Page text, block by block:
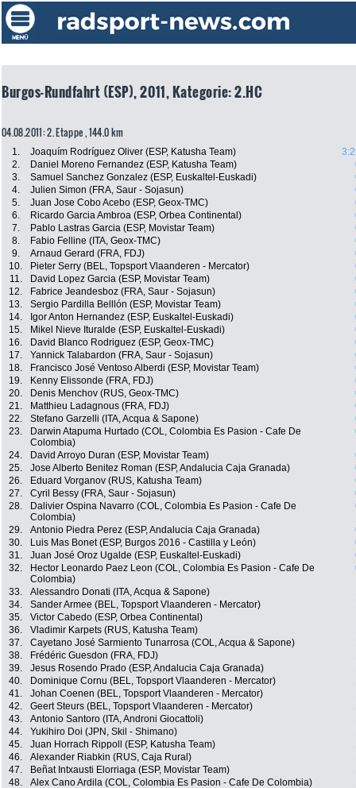
Burgos-Rundfahrt (ESP), 2011, Kategorie: 2.HC
04.08.2011: 2. Etappe , 144.0 km
1. Joaquím Rodríguez Oliver (ESP, Katusha Team)
2.
Daniel Moreno Fernandez (ESP, Katusha Team)
3.
Samuel Sanchez Gonzalez (ESP, Euskaltel-Euskadi)
4.
Julien Simon (FRA, Saur - Sojasun)
5.
Juan Jose Cobo Acebo (ESP, Geox-TMC)
6.
Ricardo Garcia Ambroa (ESP, Orbea Continental)
7.
Pablo Lastras Garcia (ESP, Movistar Team)
8.
Fabio Felline (ITA, Geox-TMC)
9.
Arnaud Gerard (FRA, FDJ)
10.
Pieter Serry (BEL, Topsport Vlaanderen - Mercator)
11.
David Lopez Garcia (ESP, Movistar Team)
12.
Fabrice Jeandesboz (FRA, Saur - Sojasun)
13.
Sergio Pardilla Belllón (ESP, Movistar Team)
14.
Igor Anton Hernandez (ESP, Euskaltel-Euskadi)
15.
Mikel Nieve Ituralde (ESP, Euskaltel-Euskadi)
16.
David Blanco Rodriguez (ESP, Geox-TMC)
17.
Yannick Talabardon (FRA, Saur - Sojasun)
18.
Francisco José Ventoso Alberdi (ESP, Movistar Team)
19.
Kenny Elissonde (FRA, FDJ)
20.
Denis Menchov (RUS, Geox-TMC)
21.
Matthieu Ladagnous (FRA, FDJ)
22.
Stefano Garzelli (ITA, Acqua & Sapone)
23.
Darwin Atapuma Hurtado (COL, Colombia Es Pasion - Cafe De
Colombia)
24. David Arroyo Duran (ESP, Movistar Team)
25.
Jose Alberto Benitez Roman (ESP, Andalucia Caja Granada)
26.
Eduard Vorganov (RUS, Katusha Team)
27.
Cyril Bessy (FRA, Saur - Sojasun)
28.
Dalivier Ospina Navarro (COL, Colombia Es Pasion - Cafe De
Colombia)
29. Antonio Piedra Perez (ESP, Andalucia Caja Granada)
30.
Luis Mas Bonet (ESP, Burgos 2016 - Castilla y León)
31.
Juan José Oroz Ugalde (ESP, Euskaltel-Euskadi)
32.
Hector Leonardo Paez Leon (COL, Colombia Es Pasion - Cafe De
Colombia)
33. Alessandro Donati (ITA, Acqua & Sapone)
34.
Sander Armee (BEL, Topsport Vlaanderen - Mercator)
35.
Victor Cabedo (ESP, Orbea Continental)
36.
Vladimir Karpets (RUS, Katusha Team)
37.
Cayetano José Sarmiento Tunarrosa (COL, Acqua & Sapone)
38.
Frédéric Guesdon (FRA, FDJ)
39.
Jesus Rosendo Prado (ESP, Andalucia Caja Granada)
40.
Dominique Cornu (BEL, Topsport Vlaanderen - Mercator)
41.
Johan Coenen (BEL, Topsport Vlaanderen - Mercator)
42.
Geert Steurs (BEL, Topsport Vlaanderen - Mercator)
43.
Antonio Santoro (ITA, Androni Giocattoli)
44.
Yukihiro Doi (JPN, Skil - Shimano)
45.
Juan Horrach Rippoll (ESP, Katusha Team)
46.
Alexander Riabkin (RUS, Caja Rural)
47.
Beñat Intxausti Elorriaga (ESP, Movistar Team)
48.
Alex Cano Ardila (COL, Colombia Es Pasion - Cafe De Colombia)